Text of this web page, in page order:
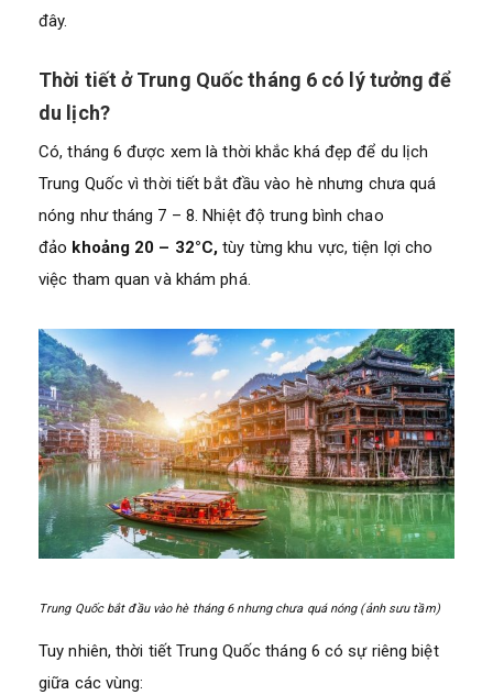
đây.
Thời tiết ở Trung Quốc tháng 6 có lý tưởng để
du lịch?
Có, tháng 6 được xem là thời khắc khá đẹp để du lịch
Trung Quốc vì thời tiết bắt đầu vào hè nhưng chưa quá
nóng như tháng 7 – 8. Nhiệt độ trung bình chao
đảo khoảng 20 – 32°C, tùy từng khu vực, tiện lợi cho
việc tham quan và khám phá.
Trung Quốc bắt đầu vào hè tháng 6 nhưng chưa quá nóng (ảnh sưu tầm)
Tuy nhiên, thời tiết Trung Quốc tháng 6 có sự riêng biệt
giữa các vùng: